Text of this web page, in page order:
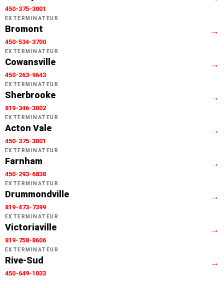
450-375-3001
EXTERMINATEUR
Bromont
450-534-3700
→
EXTERMINATEUR
Cowansville
450-263-9643
→
EXTERMINATEUR
Sherbrooke
819-346-3002
→
EXTERMINATEUR
Acton Vale
450-375-3001
→
EXTERMINATEUR
Farnham
450-293-6838
→
EXTERMINATEUR
Drummondville
819-473-7399
→
EXTERMINATEUR
Victoriaville
819-758-8606
→
EXTERMINATEUR
Rive-Sud
450-649-1033
→